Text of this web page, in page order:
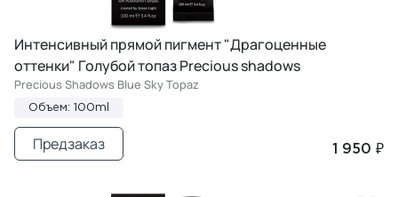
Интенсивный прямой пигмент "Драгоценные
оттенки" Голубой топаз Precious shadows
Precious Shadows Blue Sky Topaz
Объем: 100ml
1 950 ₽
Предзаказ